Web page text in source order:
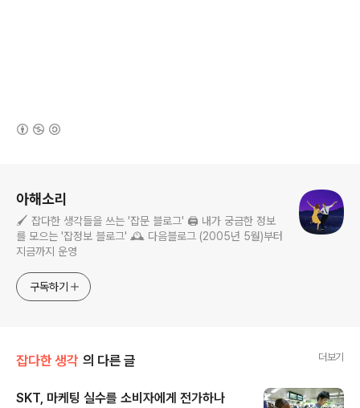
아해소리
🖌️ 잡다한 생각들을 쓰는 '잡문 블로그' 🖨️ 내가 궁금한 정보
를 모으는 '잡정보 블로그' 🕰️ 다음블로그 (2005년 5월)부터
지금까지 운영
구독하기
잡다한 생각 의 다른 글 더보기
SKT, 마케팅 실수를 소비자에게 전가하나